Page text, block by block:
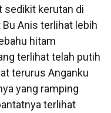
sedikit kerutan di
Anis terlihat lebih
hitam
terlihat telah putih
terurus Anganku
yang ramping
terlihat